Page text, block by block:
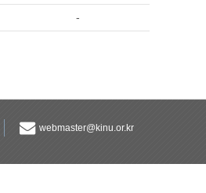
-
webmaster@kinu.or.kr